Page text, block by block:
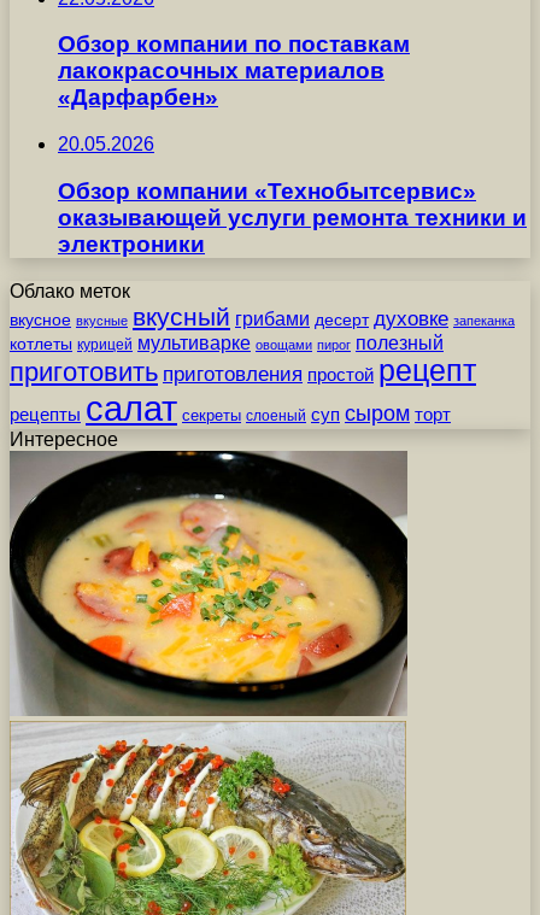
Обзор компании по поставкам
лакокрасочных материалов
«Дарфарбен»
20.05.2026
Обзор компании «Технобытсервис»
оказывающей услуги ремонта техники и
электроники
Облако меток
вкусное вкусные вкусный грибами десерт духовке запеканка
котлеты курицей мультиварке овощами пирог полезный
приготовить приготовления простой рецепт
рецепты салат секреты слоеный суп сыром торт
Интересное